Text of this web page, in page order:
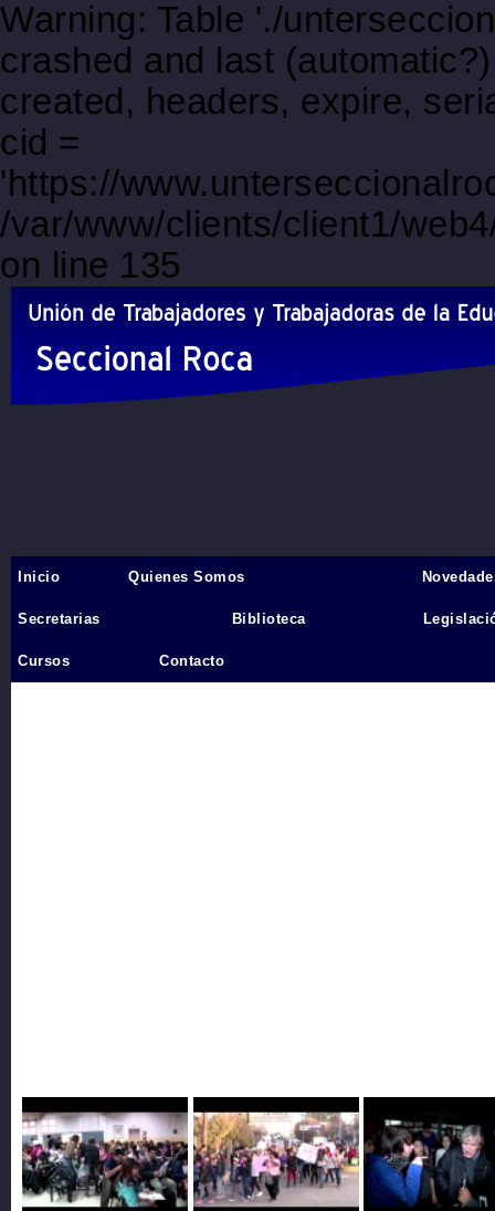
Warning: Table './
crashed and last
created, headers, expire,
cid =
'https://
/var/www/clients/client1/
on line 135
Inicio
Inicio Quienes Somos
Secretarias Biblioteca
Cursos Contacto